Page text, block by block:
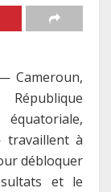
Cameroun,
travaillent à
débloquer
et le